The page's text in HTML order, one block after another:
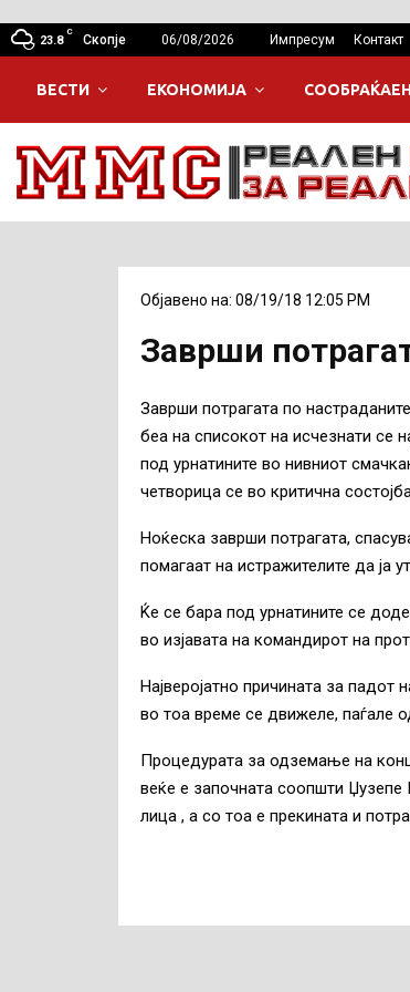
23.8
C
Скопје 06/08/2026 Импресум Контакт
ВЕСТИ ЕКОНОМИЈА
Објавено на: 08/19/18 12:05 PM
Заврши
Заврши потрагата по
беа на списокот на исчезнати се
под урнатините во нивниот
четворица се во критична
Ноќеска заврши потрагата,
помагаат на истражителите да ја
Ќе се бара под урнатините се
во изјавата на командирот на
Најверојатно причината за
во тоа време се движеле, паѓале
Процедурата за одземање на
веќе е започната соопшти Џузепе
лица , а со тоа е прекината и